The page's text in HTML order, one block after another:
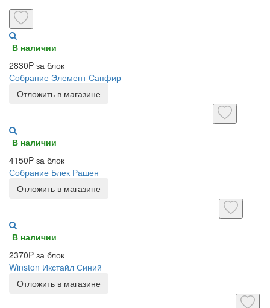
В наличии
2830P за блок
Собрание Элемент Сапфир
Отложить в магазине
В наличии
4150P за блок
Собрание Блек Рашен
Отложить в магазине
В наличии
2370P за блок
Winston Икстайл Синий
Отложить в магазине